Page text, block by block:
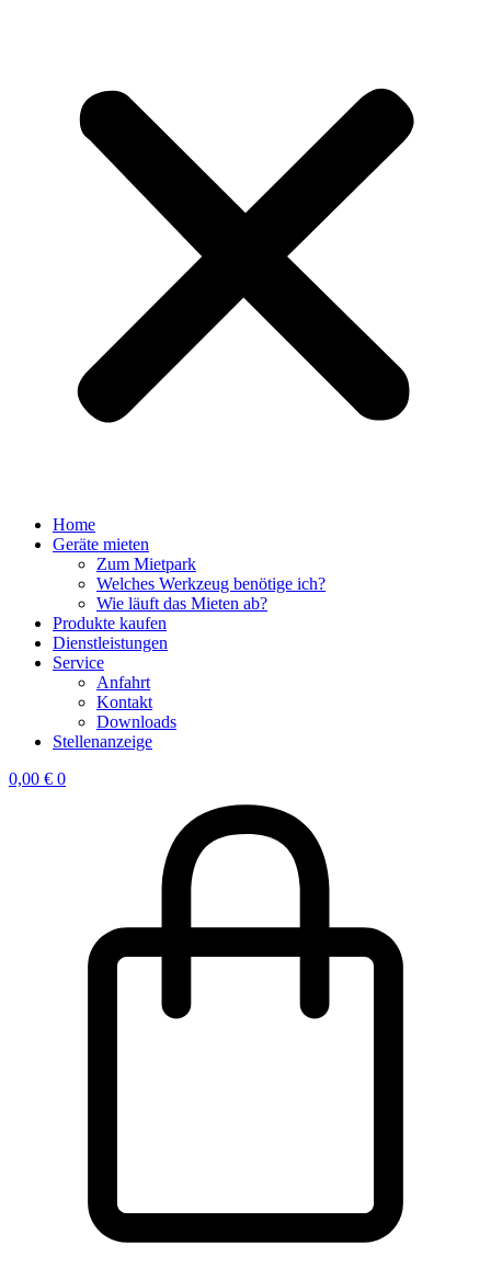
Home
Geräte mieten
Zum Mietpark
Welches Werkzeug benötige ich?
Wie läuft das Mieten ab?
Produkte kaufen
Dienstleistungen
Service
Anfahrt
Kontakt
Downloads
Stellenanzeige
0,00 € 0